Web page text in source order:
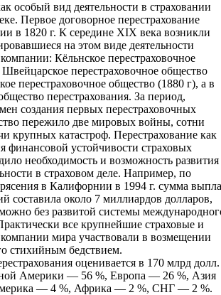
особый вид деятельности в страховании
Первое договорное перестрахование
в 1820 г. К середине XIX века возникли
на этом виде деятельности
Кёльнское перестраховочное
перестраховочное общество
перестраховочное общество (1880 г), а в
перестрахования. За период,
создания первых перестраховочных
пережило две мировых войны, сотни
крупных катастроф. Перестрахование как
финансовой устойчивости страховых
необходимость и возможность развития
в страховом деле. Например, по
в Калифорнии в 1994 г. сумма
составила около 7 миллиардов долларов,
без развитой системы
все крупнейшие страховые и
мира участвовали в возмещении
стихийным бедствием.
оценивается в 170 млрд долл.
Америки — 56 %, Европа — 26 %, Азия
— 4 %, Африка — 2 %, СНГ — 2 %.